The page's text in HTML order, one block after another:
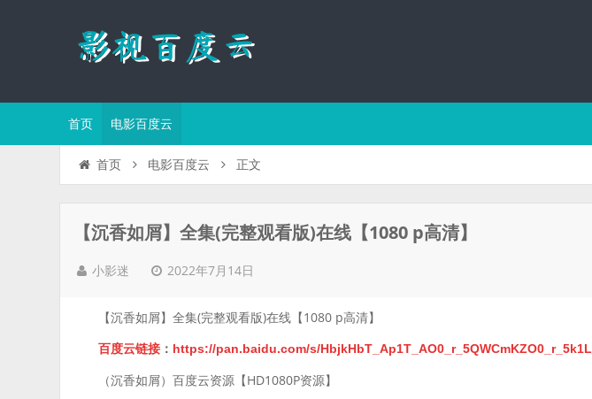
首页 电影百度云
首页 电影百度云 正文
【沉香如屑】全集(完整观看版)在线【1080 p高清】
小影迷 2022年7月14日
【沉香如屑】全集(完整观看版)在线【1080 p高清】
百度云链接 ： https://pan.baidu.com/s/HbjkHbT_Ap1T_AO0_r_5QWCmKZO0_r_5k1L
（沉香如屑）百度云资源【HD1080P资源】